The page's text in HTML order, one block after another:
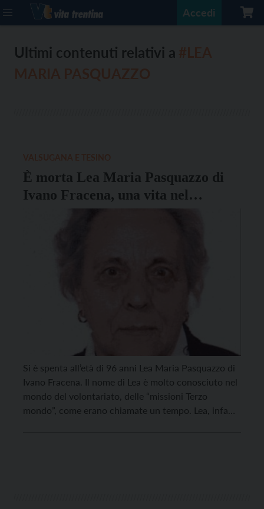
Accedi
Ultimi contenuti relativi a
È morta Lea Maria Pasquazzo di
Ivano Fracena, una vita nel
volontariato
Si è spenta all’età di 96 anni Lea Maria Pasquazzo di
Ivano Fracena. Il nome di Lea è molto conosciuto nel
mondo del volontariato, delle “missioni Terzo
mondo”, come erano chiamate un tempo. Lea, infatti,